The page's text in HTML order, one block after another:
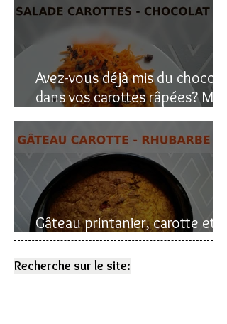
Avez-vous déjà mis du chocolat
dans vos carottes râpées? Moi
oui, et c’est étonnant
Gâteau printanier, carotte et
rhubarbe
Recherche sur le site: